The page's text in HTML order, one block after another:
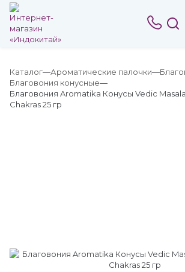
Каталог Ароматические палочки
Благовония конусные
Благовония Aromatika Конусы Vedic
Chakras 25 гр